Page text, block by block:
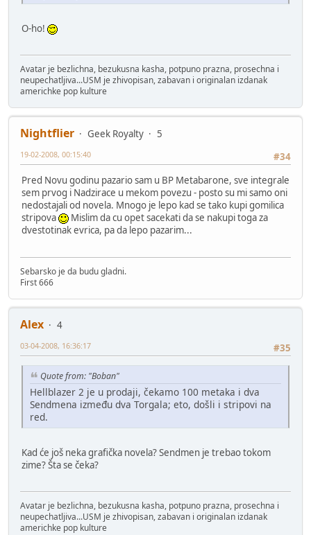
O-ho!
Avatar je bezlichna, bezukusna kasha, potpuno prazna, prosechna i
neupechatljiva...USM je zhivopisan, zabavan i originalan izdanak
americhke pop kulture
Nightflier Geek Royalty
5
#34
19-02-2008, 00:15:40
Pred Novu godinu pazario sam u BP Metabarone, sve integrale
sem prvog i Nadzirace u mekom povezu - posto su mi samo oni
nedostajali od novela. Mnogo je lepo kad se tako kupi gomilica
stripova
Mislim da cu opet sacekati da se nakupi toga za
dvestotinak evrica, pa da lepo pazarim...
Sebarsko je da budu gladni.
First 666
Alex
4
#35
03-04-2008, 16:36:17
Quote from: "Boban"
Hellblazer 2 je u prodaji, čekamo 100 metaka i dva
Sendmena između dva Torgala; eto, došli i stripovi na
red.
Kad će još neka grafička novela? Sendmen je trebao tokom
zime? Šta se čeka?
Avatar je bezlichna, bezukusna kasha, potpuno prazna, prosechna i
neupechatljiva...USM je zhivopisan, zabavan i originalan izdanak
americhke pop kulture